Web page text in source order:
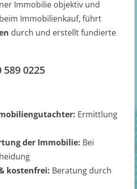
Immobilie objektiv und
Immobilienkauf, führt
durch und erstellt fundierte
0225
Ermittlung
der Immobilie: Bei
kostenfrei: Beratung durch